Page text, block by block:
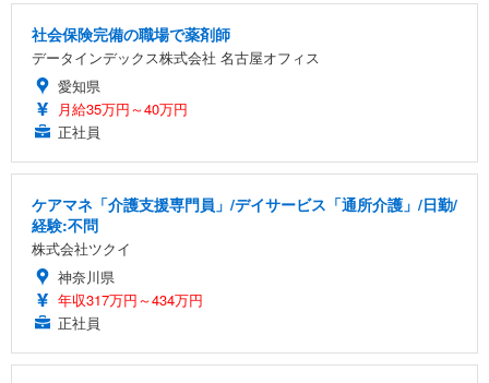
社会保険完備の職場で薬剤師
データインデックス株式会社 名古屋オフィス
愛知県
月給35万円～40万円
正社員
ケアマネ「介護支援専門員」/デイサービス「通所介護」/日勤/
経験:不問
株式会社ツクイ
神奈川県
年収317万円～434万円
正社員